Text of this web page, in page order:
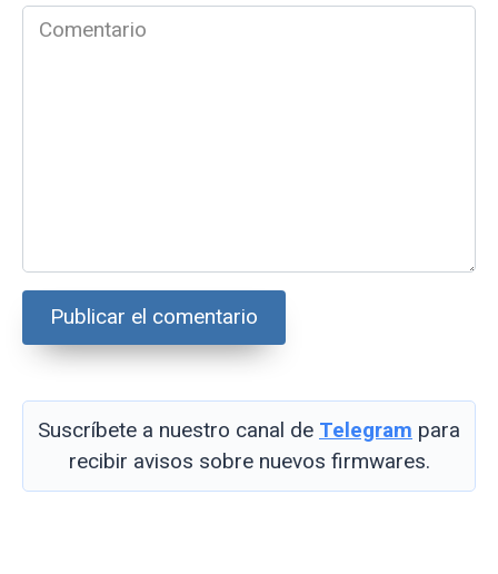
*Comentario
Suscríbete a nuestro canal de Telegram para
recibir avisos sobre nuevos firmwares.